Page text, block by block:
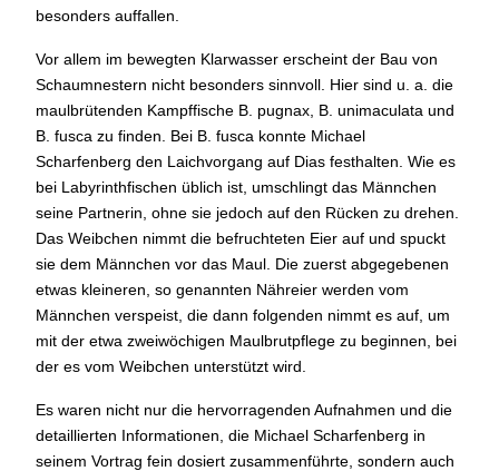
besonders auffallen.
Vor allem im bewegten Klarwasser erscheint der Bau von
Schaumnestern nicht besonders sinnvoll. Hier sind u. a. die
maulbrütenden Kampffische B. pugnax, B. unimaculata und
B. fusca zu finden. Bei B. fusca konnte Michael
Scharfenberg den Laichvorgang auf Dias festhalten. Wie es
bei Labyrinthfischen üblich ist, umschlingt das Männchen
seine Partnerin, ohne sie jedoch auf den Rücken zu drehen.
Das Weibchen nimmt die befruchteten Eier auf und spuckt
sie dem Männchen vor das Maul. Die zuerst abgegebenen
etwas kleineren, so genannten Nähreier werden vom
Männchen verspeist, die dann folgenden nimmt es auf, um
mit der etwa zweiwöchigen Maulbrutpflege zu beginnen, bei
der es vom Weibchen unterstützt wird.
Es waren nicht nur die hervorragenden Aufnahmen und die
detaillierten Informationen, die Michael Scharfenberg in
seinem Vortrag fein dosiert zusammenführte, sondern auch